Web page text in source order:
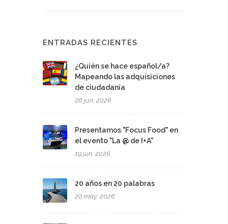
ENTRADAS RECIENTES
¿Quién se hace español/a?
Mapeando las adquisiciones
de ciudadanía
26 jun. 2026
Presentamos "Focus Food" en
el evento "La @ de I+A"
19 jun. 2026
20 años en 20 palabras
20 may. 2026